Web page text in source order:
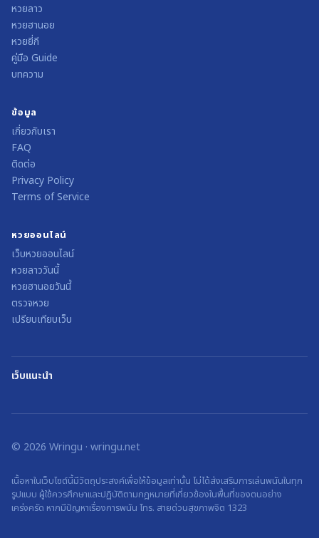
หวยลาว
หวยฮานอย
หวยยี่กี
คู่มือ Guide
บทความ
ข้อมูล
เกี่ยวกับเรา
FAQ
ติดต่อ
Privacy Policy
Terms of Service
หวยออนไลน์
เว็บหวยออนไลน์
หวยลาววันนี้
หวยฮานอยวันนี้
ตรวจหวย
เปรียบเทียบเว็บ
เว็บแนะนำ
© 2026 Wringu · wringu.net
เนื้อหาในเว็บไซต์นี้มีวัตถุประสงค์เพื่อให้ข้อมูลเท่านั้น ไม่ได้ส่งเสริมการเล่นพนันในทุก
รูปแบบ ผู้ใช้ควรศึกษาและปฏิบัติตามกฎหมายที่เกี่ยวข้องในพื้นที่ของตนอย่าง
เคร่งครัด หากมีปัญหาเรื่องการพนัน โทร. สายด่วนสุขภาพจิต 1323